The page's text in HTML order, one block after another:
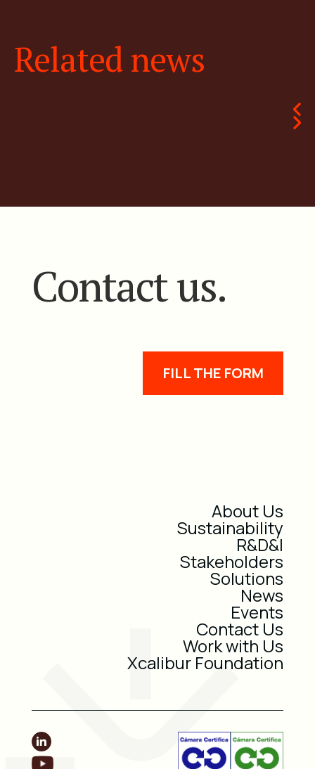
Related news
Contact us.
FILL THE FORM
About Us
Sustainability
R&D&I
Stakeholders
Solutions
News
Events
Contact Us
Work with Us
Xcalibur Foundation